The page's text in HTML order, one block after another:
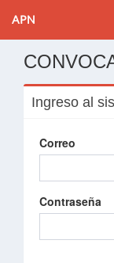
APN
Ingreso al
Correo
Contraseña